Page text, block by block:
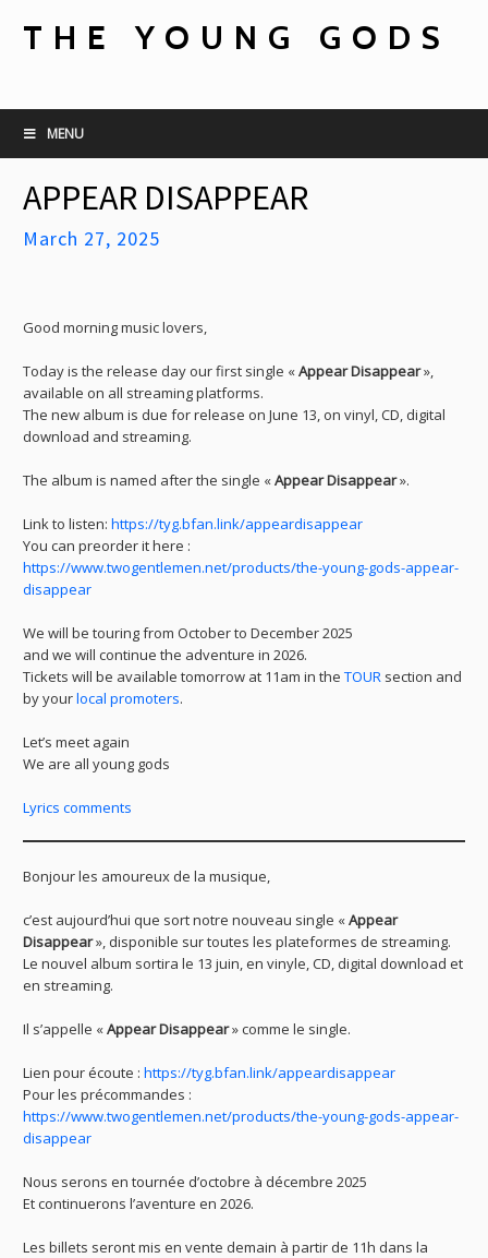
THE YOUNG GODS
MENU
APPEAR DISAPPEAR
March 27, 2025
Good morning music lovers,
Today is the release day our first single «Appear Disappear»,
available on all streaming platforms.
The new album is due for release on June 13, on vinyl, CD, digital
download and streaming.
The album is named after the single «Appear Disappear».
Link to listen:https://tyg.bfan.link/appeardisappear
You can preorder it here :
https://www.twogentlemen.net/products/the-young-gods-appear-
disappear
We will be touring from October to December 2025
and we will continue the adventure in 2026.
Tickets will be available tomorrow at 11am in theTOUR section and
by yourlocal promoters.
Let’s meet again
We are all young gods
Lyrics comments
Bonjour les amoureux de la musique,
c’est aujourd’hui que sort notre nouveau single «Appear
Disappear», disponible sur toutes les plateformes de streaming.
Le nouvel album sortira le 13 juin, en vinyle, CD, digital download et
en streaming.
Il s’appelle «Appear Disappear» comme le single.
Lien pour écoute :https://tyg.bfan.link/appeardisappear
Pour les précommandes :
https://www.twogentlemen.net/products/the-young-gods-appear-
disappear
Nous serons en tournée d’octobre à décembre 2025
Et continuerons l’aventure en 2026.
Les billets seront mis en vente demain à partir de 11h dans la